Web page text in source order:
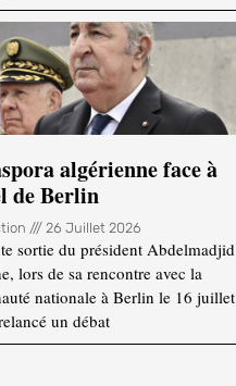
algérienne face à
de Berlin
26 Juillet 2026
sortie du président Abdelmadjid
lors de sa rencontre avec la
nationale à Berlin le 16 juillet
un débat